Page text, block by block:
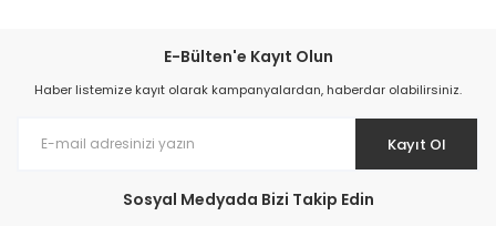
E-Bülten'e Kayıt Olun
Haber listemize kayıt olarak kampanyalardan, haberdar olabilirsiniz.
Kayıt Ol
Sosyal Medyada Bizi Takip Edin